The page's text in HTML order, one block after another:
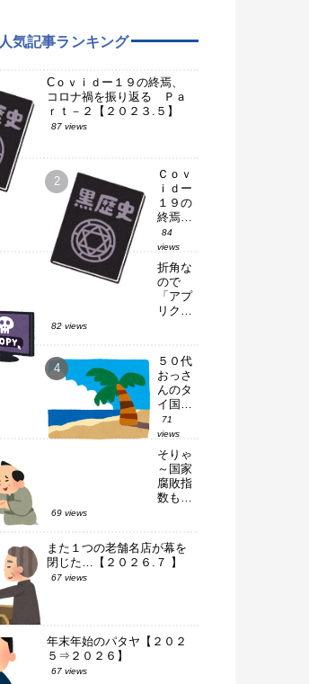
人気記事ランキング
Cｏｖｉｄー１９の終焉、
コロナ禍を振り返る Ｐａ
ｒｔ－２【２０２３.５】
87 views
Ｃｏｖ
ｉｄー
１９の
終焉、
コロナ
禍を振
り返
る Ｐ
ａｒｔ
－１
【２０
84
views
折角な
ので
「アプ
リクロ
みた
【ＬＩ
ＮＥ】
82 views
５０代
おっさ
んのタ
イ国内
１人旅
～【ピ
ピ・ド
ン島：
滞在編
Ｐａｒ
ｔ－
71
views
そりゃ
～国家
腐敗指
数も落
ｗ【タ
イ・国
政選
69 views
また１つの老舗名店が幕を
閉じた…【２０２６.７ 】
67 views
年末年始のパタヤ【２０２
５⇒２０２６】
67 views